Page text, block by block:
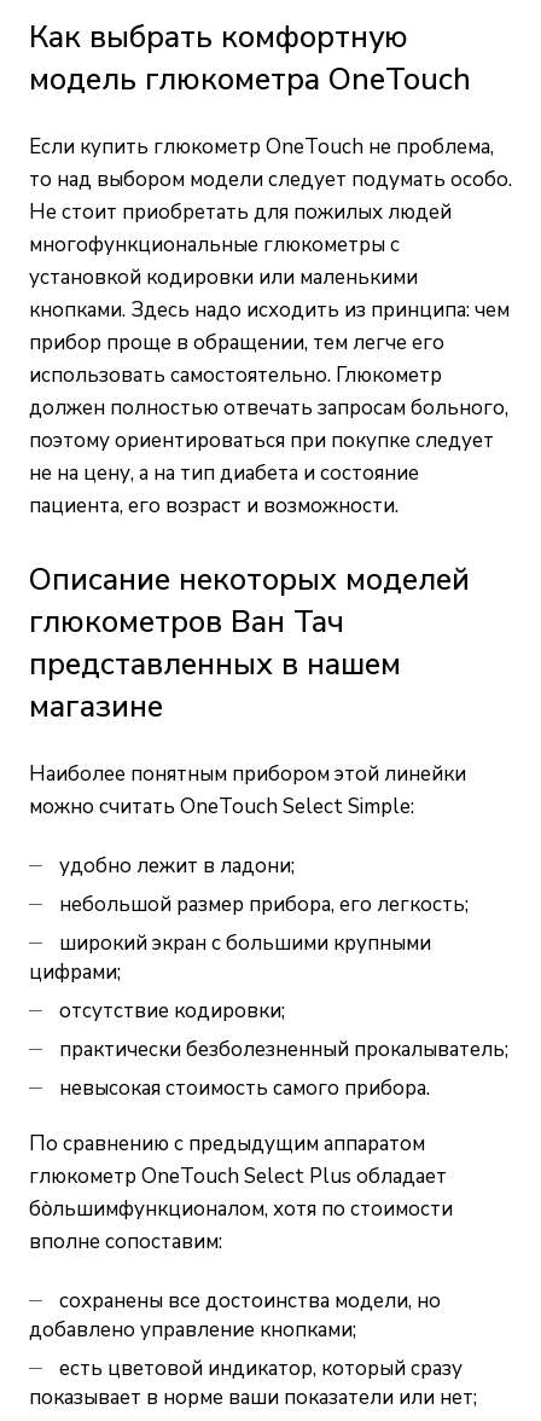
Как выбрать комфортную
модель глюкометра OneTouch
Если купить глюкометр OneTouch не проблема,
то над выбором модели следует подумать особо.
Не стоит приобретать для пожилых людей
многофункциональные глюкометры с
установкой кодировки или маленькими
кнопками. Здесь надо исходить из принципа: чем
прибор проще в обращении, тем легче его
использовать самостоятельно. Глюкометр
должен полностью отвечать запросам больного,
поэтому ориентироваться при покупке следует
не на цену, а на тип диабета и состояние
пациента, его возраст и возможности.
Описание некоторых моделей
глюкометров Ван Тач
представленных в нашем
магазине
Наиболее понятным прибором этой линейки
можно считать OneTouch Select Simple:
удобно лежит в ладони;
небольшой размер прибора, его легкость;
широкий экран с большими крупными
цифрами;
отсутствие кодировки;
практически безболезненный прокалыватель;
невысокая стоимость самого прибора.
По сравнению с предыдущим аппаратом
глюкометр OneTouch Select Plus обладает
бо̀льшимфункционалом, хотя по стоимости
вполне сопоставим:
сохранены все достоинства модели, но
добавлено управление кнопками;
есть цветовой индикатор, который сразу
показывает в норме ваши показатели или нет;